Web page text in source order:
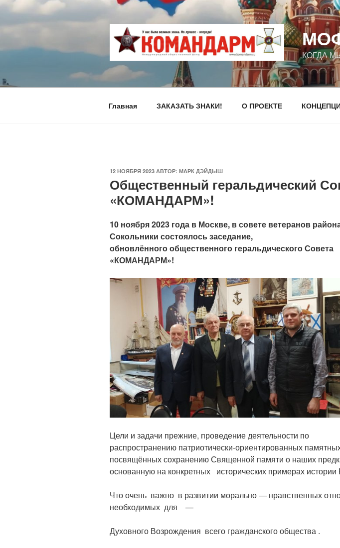
Перейти
содержимому
КОГДА
Главная ЗАКАЗАТЬ ЗНАКИ! О ПРОЕКТЕ
ОПУБЛИКОВАНО
12 НОЯБРЯ 2023 АВТОР: МАРК ДЭЙДЫШ
Общественный геральдический
«КОМАНДАРМ»!
10 ноября 2023 года в Москве, в совете ветеранов
Сокольники состоялось заседание,
обновлённого общественного геральдического Совета
«КОМАНДАРМ»!
Цели и задачи прежние, проведение деятельности по
распространению патриотически-ориентированных
посвящённых сохранению Священной памяти о наших
основанную на конкретных исторических примерах истории
Что очень важно в развитии морально — нравственных
необходимых для —
Духовного Возрождения всего гражданского общества .